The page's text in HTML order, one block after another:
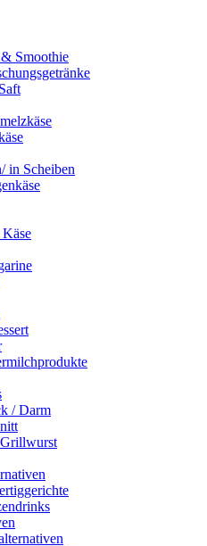
Smoothie
in Scheiben
/ Darm